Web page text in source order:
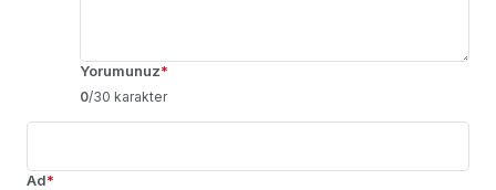
Yorumunuz*
0/30 karakter
Ad*